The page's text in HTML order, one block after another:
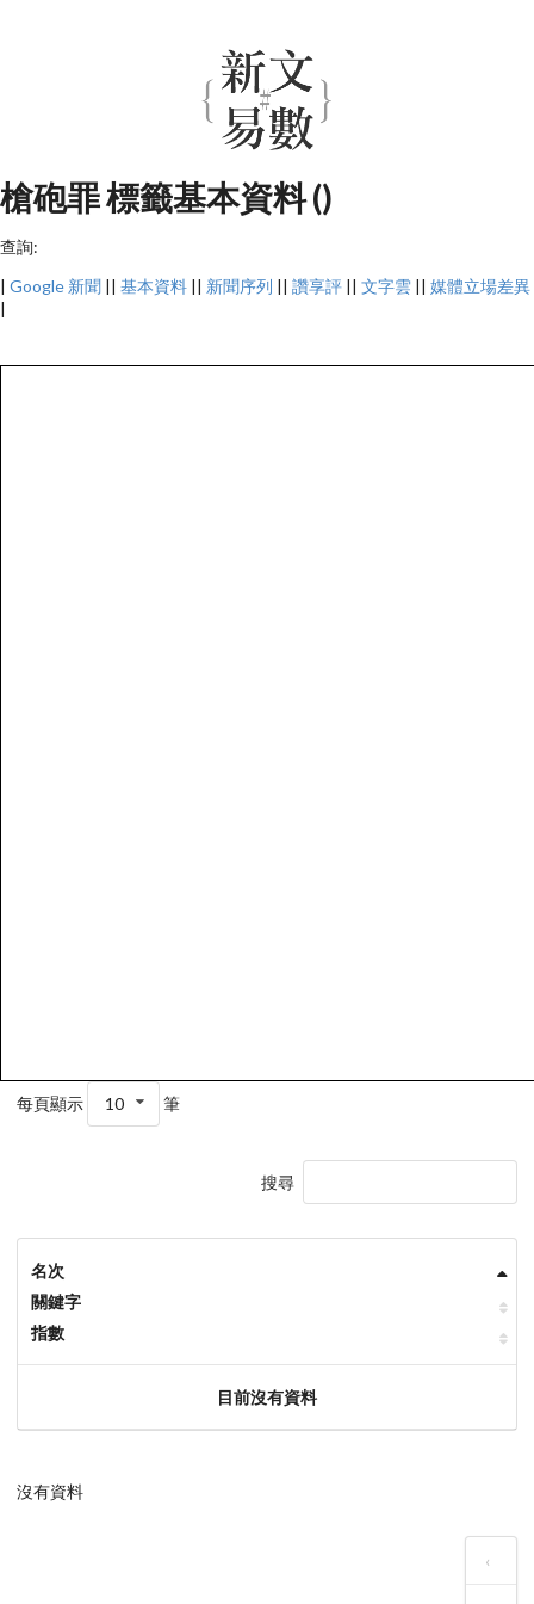
槍砲罪 標籤基本資料 ()
查詢:
| Google 新聞 || 基本資料 || 新聞序列 || 讚享評 || 文字雲 || 媒體立場差異
|
每頁顯示 10 筆
搜尋
名次
關鍵字
指數
目前沒有資料
沒有資料
‹